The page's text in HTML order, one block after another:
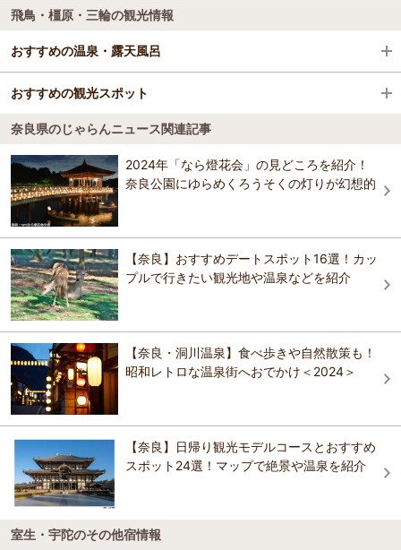
薬師寺
唐招提寺
若草山
興福寺国宝館
ホテルルートイン桜井駅前
CANDEO HOTELS（カンデオホテルズ）奈良橿原
Ｂ＆Ｂ Ａｓｕｋａ
橿原オークホテル
町家ゲストハウス三輪
＜長谷寺まで徒歩5分＞湯元 井谷屋～創業160年の
天然湯宿～
カフェ＆ペンション飛鳥
CANDEO HOTELS（カンデオホテルズ）奈良橿原
Ｂ＆Ｂ Ａｓｕｋａ
町家ゲストハウス三輪
＜長谷寺まで徒歩5分＞湯元 井谷屋～創業160年の
天然湯宿～
グランドメルキュール奈良橿原
東横ＩＮＮ奈良王寺駅南口
とみやま館
ビジネス観光ホテル河合
大和八木ゲストハウス 笑顔
カフェ＆ペンション飛鳥
町家ゲストハウス みもろ
ホテルルートイン桜井駅前
CANDEO HOTELS（カンデオホテルズ）奈良橿原
大和橿原シティホテル
飛鳥・橿原・三輪の観光情報
おすすめの温泉・露天風呂
美榛温泉
奈良県では初めて療養温泉に認定された施設で木々に囲まれた自然豊
かな小高い丘に立地。ｐＨ値がアルカリ性のお湯は、肌がすべすべに
なると言われており“美人の湯”と親しまれているだけでなく、神経痛・
冷え性、そして日々の健康増進に効果もあると言われている。
おすすめの温泉・露天風呂ガイドを見る
おすすめの観光スポット
花の郷滝谷花しょうぶ園
3.5
おすすめの観光スポットガイドを見る
奈良県のじゃらんニュース関連記事
2024年「なら燈花会」の見どころを紹介！
奈良公園にゆらめくろうそくの灯りが幻想的
【奈良】おすすめデートスポット16選！カッ
プルで行きたい観光地や温泉などを紹介
【奈良・洞川温泉】食べ歩きや自然散策も！
昭和レトロな温泉街へおでかけ＜2024＞
【奈良】日帰り観光モデルコースとおすすめ
スポット24選！マップで絶景や温泉を紹介
室生・宇陀のその他宿情報